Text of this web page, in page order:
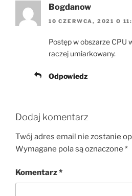
Bogdanow
10 CZERWCA, 2021 O
Postęp w obszarze CPU
raczej umiarkowany.
Odpowiedz
Dodaj komentarz
Twój adres email nie zostanie
Wymagane pola są oznaczone *
Komentarz*